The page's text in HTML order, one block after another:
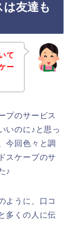
友達も
て
ー
プのサービス
いのに♪と思っ
今回色々と調
スケープのサ
♪
ように、口コ
多くの人に伝